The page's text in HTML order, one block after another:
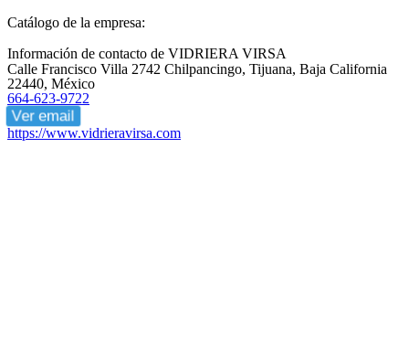
Catálogo de la empresa:
Información de contacto de VIDRIERA VIRSA
Calle Francisco Villa 2742 Chilpancingo, Tijuana, Baja California
22440, México
664-623-9722
Ver email
https://www.vidrieravirsa.com